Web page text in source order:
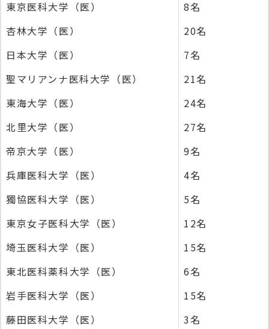
東京医科大学（医）
8名
杏林大学（医）
20名
日本大学（医）
7名
聖マリアンナ医科大学（医）
21名
東海大学（医）
24名
北里大学（医）
27名
帝京大学（医）
9名
兵庫医科大学（医）
4名
獨協医科大学（医）
5名
東京女子医科大学（医）
12名
埼玉医科大学（医）
15名
東北医科薬科大学（医）
6名
岩手医科大学（医）
15名
藤田医科大学（医）
3名